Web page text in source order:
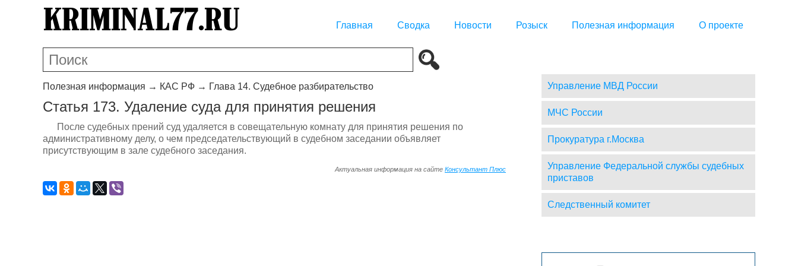
Главная Сводка Новости Розыск Полезная информация О проекте
Полезная информация → КАС РФ → Глава 14. Судебное разбирательство
Статья 173. Удаление суда для принятия решения
После судебных прений суд удаляется в совещательную комнату для принятия решения по
административному делу, о чем председательствующий в судебном заседании объявляет
присутствующим в зале судебного заседания.
Актуальная информация на сайте Консультант Плюс
Управление МВД России
МЧС России
Прокуратура г.Москва
Управление Федеральной службы судебных
приставов
Следственный комитет